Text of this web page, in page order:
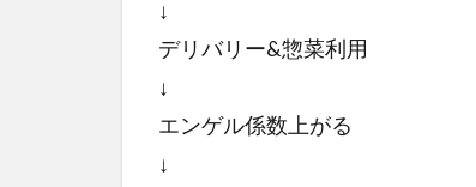
と主
婦の
し】
↓
デリバリー&惣菜利用
↓
エンゲル係数上がる
↓